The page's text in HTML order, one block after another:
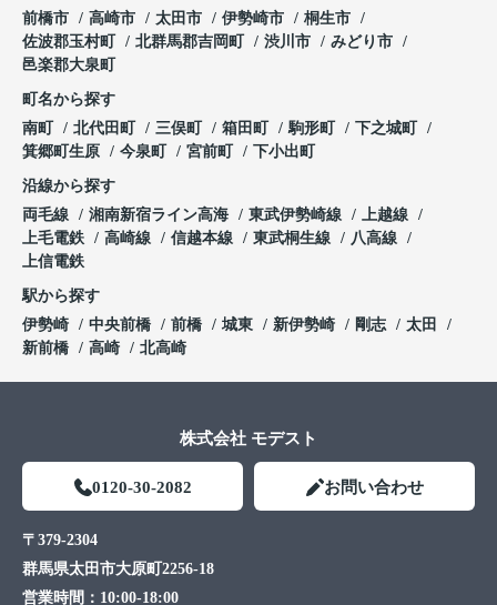
前橋市
高崎市 太田市 伊勢崎市
桐生市
佐波郡玉村町
北群馬郡吉岡町 渋川市
みどり市
邑楽郡大泉町
町名から探す
南町
北代田町 三俣町 箱田町 駒形町
下之城町
箕郷町生原
今泉町 宮前町 下小出町
沿線から探す
両毛線
湘南新宿ライン高海 東武伊勢崎線
上越線
上毛電鉄
高崎線 信越本線 東武桐生線
八高線
上信電鉄
駅から探す
伊勢崎
中央前橋 前橋 城東 新伊勢崎 剛志
太田
新前橋
高崎 北高崎
株式会社 モデスト
0120-30-2082 お問い合わせ
〒379-2304
群馬県太田市大原町2256-18
営業時間： 10:00-18:00